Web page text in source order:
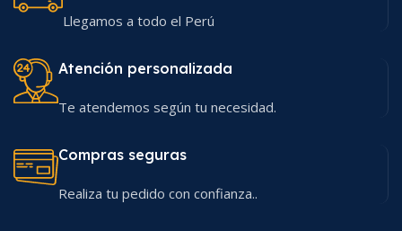
Llegamos a todo el Perú
Atención personalizada
Te atendemos según tu necesidad.
Compras seguras
Realiza tu pedido con confianza..